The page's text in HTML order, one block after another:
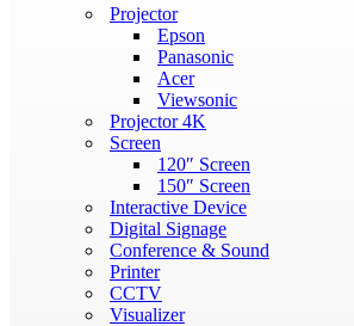
Projector
Epson
Panasonic
Acer
Viewsonic
Projector 4K
Screen
120″ Screen
150″ Screen
Interactive Device
Digital Signage
Conference & Sound
Printer
CCTV
Visualizer